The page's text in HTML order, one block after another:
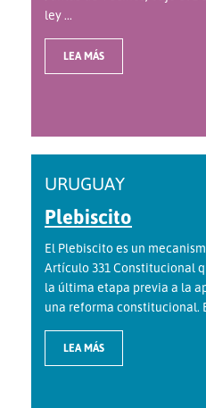
ley ...
LEA MÁS
URUGUAY
Plebiscito
El Plebiscito es un
Artículo 331 Constitucional
la última etapa previa a la
una reforma constitucional.
LEA MÁS